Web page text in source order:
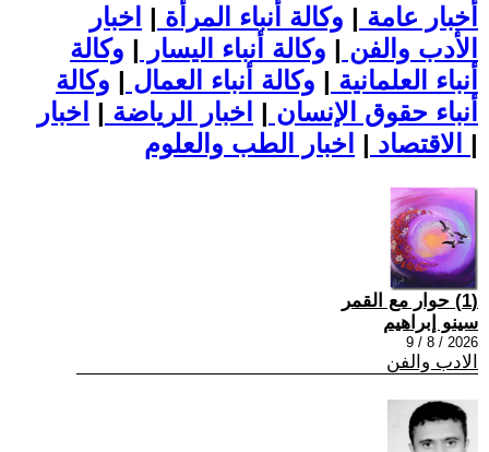
أخبار عامة | وكالة أنباء المرأة | اخبار
الأدب والفن | وكالة أنباء اليسار | وكالة
أنباء العلمانية | وكالة أنباء العمال | وكالة
أنباء حقوق الإنسان | اخبار الرياضة | اخبار
الاقتصاد | |
(1) حوار مع القمر
سينو إبراهيم
2026 / 8 / 9
الادب والفن